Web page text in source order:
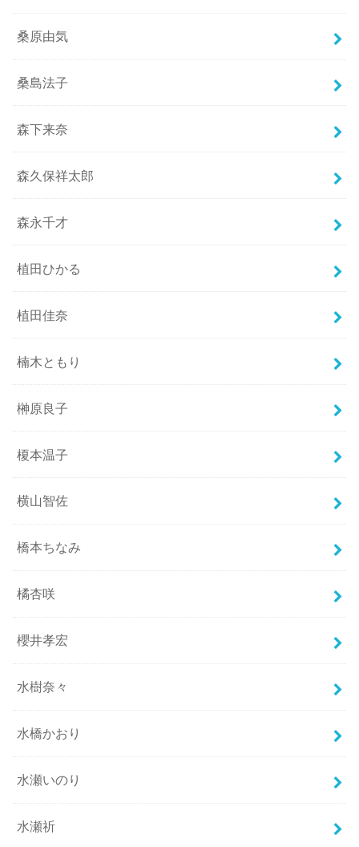
桑原由気
桑島法子
森下来奈
森久保祥太郎
森永千才
植田ひかる
植田佳奈
楠木ともり
榊原良子
榎本温子
横山智佐
橋本ちなみ
橘杏咲
櫻井孝宏
水樹奈々
水橋かおり
水瀬いのり
水瀬祈